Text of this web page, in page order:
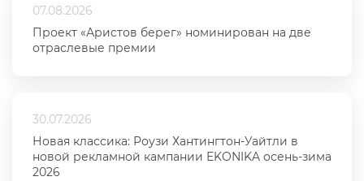
07.08.2026
Проект «Аристов берег» номинирован на две
отраслевые премии
30.07.2026
Новая классика: Роузи Хантингтон-Уайтли в
новой рекламной кампании EKONIKA осень-зима
2026